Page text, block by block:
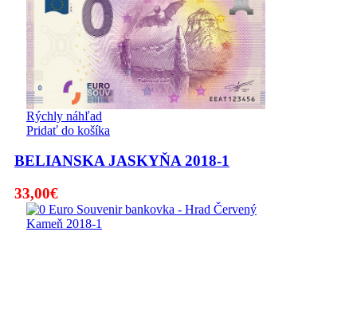
Rýchly náhľad
Pridať do košíka
BELIANSKA JASKYŇA 2018-1
33,00€